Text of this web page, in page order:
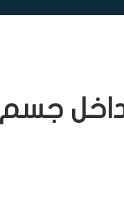
داخل جسم